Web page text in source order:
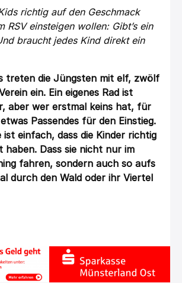
richtig auf den Geschmack
RSVeinsteigen wollen: Gibt’s ein
braucht jedes Kind direkt ein
treten die Jüngsten mit elf, zwölf
ein. Ein eigenes Rad ist
aber wer erstmal keins hat, für
Passendes für den Einstieg.
ist einfach, dass die Kinder richtig
haben. Dass sie nicht nur im
fahren, sondern auch so aufs
durch den Wald oder ihr Viertel